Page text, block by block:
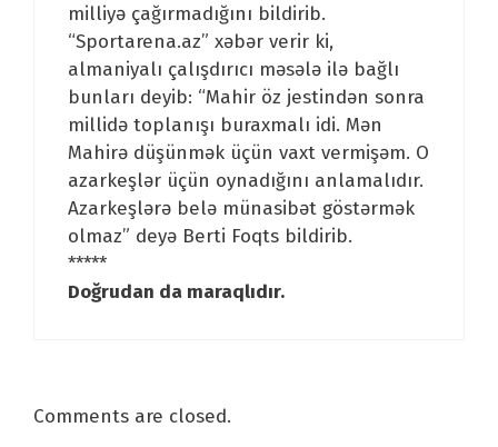
milliyə çağırmadığını bildirib.
“Sportarena.az” xəbər verir ki,
almaniyalı çalışdırıcı məsələ ilə bağlı
bunları deyib: “Mahir öz jestindən sonra
millidə toplanışı buraxmalı idi. Mən
Mahirə düşünmək üçün vaxt vermişəm. O
azarkeşlər üçün oynadığını anlamalıdır.
Azarkeşlərə belə münasibət göstərmək
olmaz” deyə Berti Foqts bildirib.
*****
Doğrudan da maraqlıdır.
Comments are closed.